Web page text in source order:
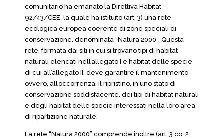
comunitario ha emanato la Direttiva Habitat
92/43/CEE, la quale ha istituito (art. 3) una rete
ecologica europea coerente di zone speciali di
conservazione, denominata “Natura 2000”. Questa
rete, formata dai siti in cui si trovano tipi di habitat
naturali elencati nell’allegato I e habitat delle specie
di cui all’allegato II, deve garantire il mantenimento
ovvero, all’occorrenza, il ripristino, in uno stato di
conservazione soddisfacente, dei tipi di habitat naturali
e degli habitat delle specie interessati nella loro area
di ripartizione naturale.
La rete “Natura 2000” comprende inoltre (art. 3 co. 2